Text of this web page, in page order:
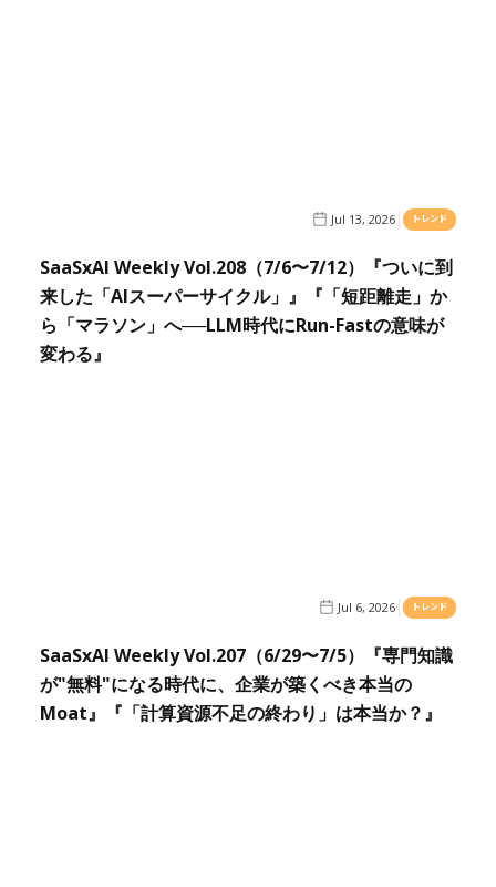
Jul 13, 2026 トレンド
SaaSxAI Weekly Vol.208（7/6〜7/12）『ついに到
来した「AIスーパーサイクル」』『「短距離走」か
ら「マラソン」へ──LLM時代にRun-Fastの意味が
変わる』
Jul 6, 2026 トレンド
SaaSxAI Weekly Vol.207（6/29〜7/5）『専門知識
が"無料"になる時代に、企業が築くべき本当の
Moat』『「計算資源不足の終わり」は本当か？』